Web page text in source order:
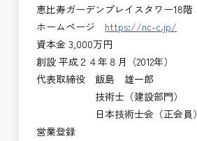
恵比寿ガーデンプレイスタワー18階
ホームページ https://nc-c.jp/
資本金 3,000万円
創設 平成２４年８月（2012年）
代表取締役 飯島 雄一郎
技術士（建設部門）
日本技術士会（正会員）
営業登録